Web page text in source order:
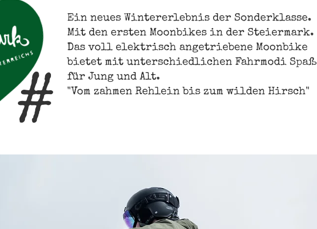
#
Ein neues Wintererlebnis der Sonderklasse.
Mit den ersten Moonbikes in der Steiermark.
Das voll elektrisch angetriebene Moonbike
bietet mit unterschiedlichen Fahrmodi Spaß
für Jung und Alt.
"Vom zahmen Rehlein bis zum wilden Hirsch"